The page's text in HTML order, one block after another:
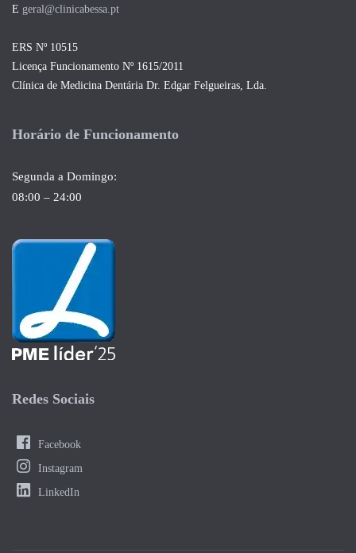
E geral@clinicabessa.pt
ERS Nº 10515
Licença Funcionamento Nº 1615/2011
Clínica de Medicina Dentária Dr. Edgar Felgueiras, Lda.
Horário de Funcionamento
Segunda a Domingo:
08:00 – 24:00
Redes Sociais
Facebook
Instagram
LinkedIn